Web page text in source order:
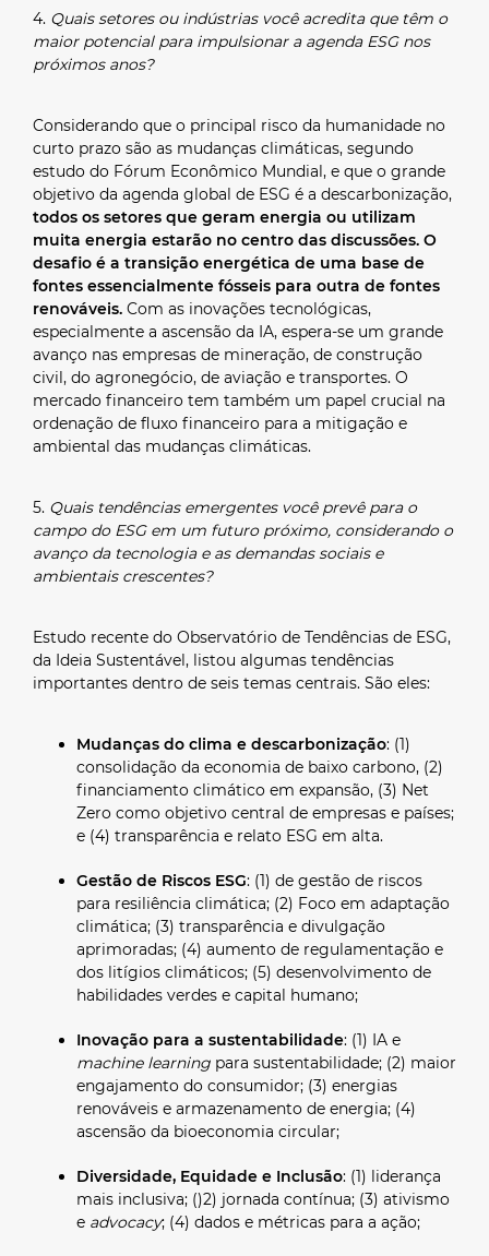
4. Quais setores ou indústrias você acredita que têm o
maior potencial para impulsionar a agenda ESG nos
próximos anos?
Considerando que o principal risco da humanidade no
curto prazo são as mudanças climáticas, segundo
estudo do Fórum Econômico Mundial, e que o grande
objetivo da agenda global de ESG é a descarbonização,
todos os setores que geram energia ou utilizam
muita energia estarão no centro das discussões. O
desafio é a transição energética de uma base de
fontes essencialmente fósseis para outra de fontes
renováveis. Com as inovações tecnológicas,
especialmente a ascensão da IA, espera-se um grande
avanço nas empresas de mineração, de construção
civil, do agronegócio, de aviação e transportes. O
mercado financeiro tem também um papel crucial na
ordenação de fluxo financeiro para a mitigação e
ambiental das mudanças climáticas.
5. Quais tendências emergentes você prevê para o
campo do ESG em um futuro próximo, considerando o
avanço da tecnologia e as demandas sociais e
ambientais crescentes?
Estudo recente do Observatório de Tendências de ESG,
da Ideia Sustentável, listou algumas tendências
importantes dentro de seis temas centrais. São eles:
Mudanças do clima e descarbonização: (1)
consolidação da economia de baixo carbono, (2)
financiamento climático em expansão, (3) Net
Zero como objetivo central de empresas e países;
e (4) transparência e relato ESG em alta.
Gestão de Riscos ESG: (1) de gestão de riscos
para resiliência climática; (2) Foco em adaptação
climática; (3) transparência e divulgação
aprimoradas; (4) aumento de regulamentação e
dos litígios climáticos; (5) desenvolvimento de
habilidades verdes e capital humano;
Inovação para a sustentabilidade: (1) IA e
machine learning para sustentabilidade; (2) maior
engajamento do consumidor; (3) energias
renováveis e armazenamento de energia; (4)
ascensão da bioeconomia circular;
Diversidade, Equidade e Inclusão: (1) liderança
mais inclusiva; ()2) jornada contínua; (3) ativismo
e advocacy; (4) dados e métricas para a ação;